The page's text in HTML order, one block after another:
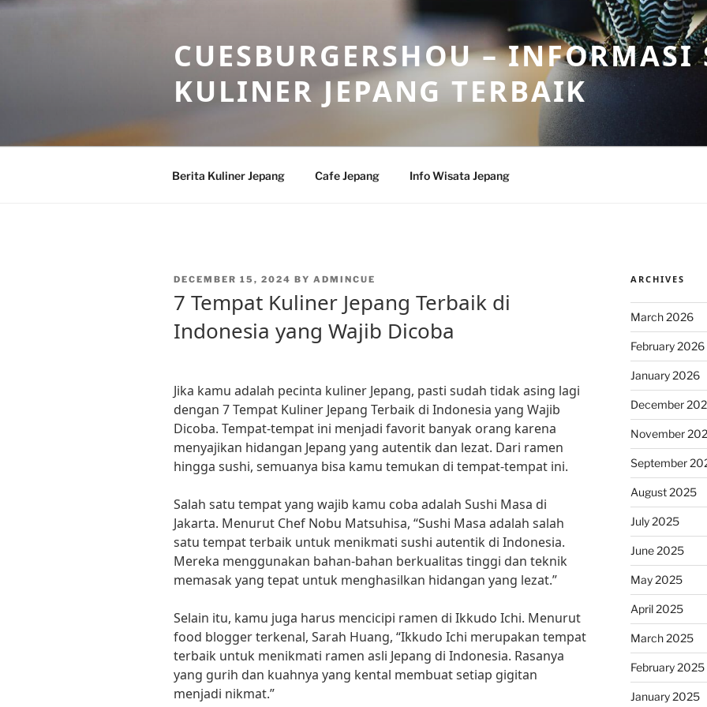
Skip
CUESBURGERSHOU – INFORMASI
KULINER JEPANG TERBAIK
Berita Kuliner Jepang Cafe Jepang Info Wisata Jepang
POSTED
DECEMBER 15, 2024 BY ADMINCUE
7 Tempat Kuliner Jepang Terbaik di
Indonesia yang Wajib Dicoba
Jika kamu adalah pecinta kuliner Jepang, pasti sudah tidak asing lagi
dengan 7 Tempat Kuliner Jepang Terbaik di Indonesia yang Wajib
Dicoba. Tempat-tempat ini menjadi favorit banyak orang karena
menyajikan hidangan Jepang yang autentik dan lezat. Dari ramen
hingga sushi, semuanya bisa kamu temukan di tempat-tempat ini.
Salah satu tempat yang wajib kamu coba adalah Sushi Masa di
Jakarta. Menurut Chef Nobu Matsuhisa, “Sushi Masa adalah salah
satu tempat terbaik untuk menikmati sushi autentik di Indonesia.
Mereka menggunakan bahan-bahan berkualitas tinggi dan teknik
memasak yang tepat untuk menghasilkan hidangan yang lezat.”
Selain itu, kamu juga harus mencicipi ramen di Ikkudo Ichi. Menurut
food blogger terkenal, Sarah Huang, “Ikkudo Ichi merupakan tempat
terbaik untuk menikmati ramen asli Jepang di Indonesia. Rasanya
yang gurih dan kuahnya yang kental membuat setiap gigitan
menjadi nikmat.”
ARCHIVES
March 2026
February 2026
January 2026
December
November
September
August 2025
July 2025
June 2025
May 2025
April 2025
March 2025
February 2025
January 2025